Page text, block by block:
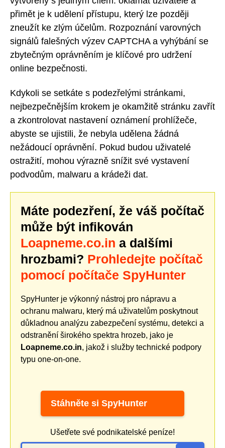
přimět je k udělení přístupu, který lze později
zneužít ke zlým účelům. Rozpoznání varovných
signálů falešných výzev CAPTCHA a vyhýbání se
zbytečným oprávněním je klíčové pro udržení
online bezpečnosti.
Kdykoli se setkáte s podezřelými stránkami,
nejbezpečnějším krokem je okamžitě stránku zavřít
a zkontrolovat nastavení oznámení prohlížeče,
abyste se ujistili, že nebyla udělena žádná
nežádoucí oprávnění. Pokud budou uživatelé
ostražití, mohou výrazně snížit své vystavení
podvodům, malwaru a krádeži dat.
Máte podezření, že váš počítač
může být infikován
Loapneme.co.in a dalšími
hrozbami? Prohledejte počítač
pomocí počítače SpyHunter
SpyHunter je výkonný nástroj pro nápravu a
ochranu malwaru, který má uživatelům poskytnout
důkladnou analýzu zabezpečení systému, detekci a
odstranění širokého spektra hrozeb, jako je
Loapneme.co.in, jakož i služby technické podpory
typu one-on-one.
Stáhněte si SpyHunter
Ušetřete své podnikatelské peníze!